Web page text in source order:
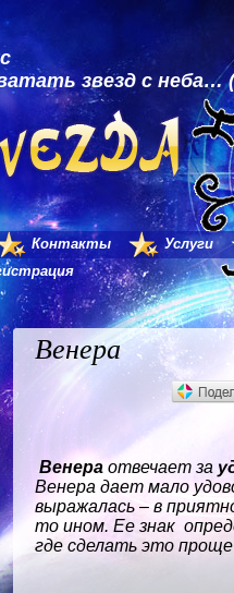
звезд с неба…
Контакты
Услуги
Венера
Венера отвечает за
Венера дает мало
выражалась – в
то ином. Ее знак
где сделать это проще